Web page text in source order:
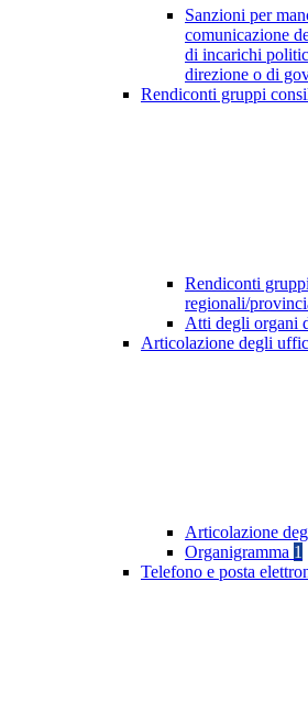
Sanzioni per
comunicazione
di incarichi
direzione o di
Rendiconti gruppi
Rendiconti
regionali/
Atti degli organi
Articolazione degli
Articolazione
Organigramma 1
Telefono e posta